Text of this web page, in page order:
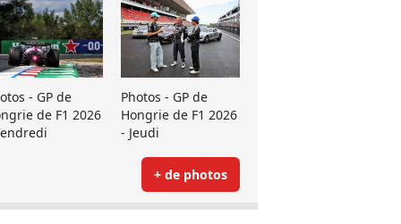
- GP de
de F1 2026
Photos - GP de
Hongrie de F1 2026
- Jeudi
+ de photos